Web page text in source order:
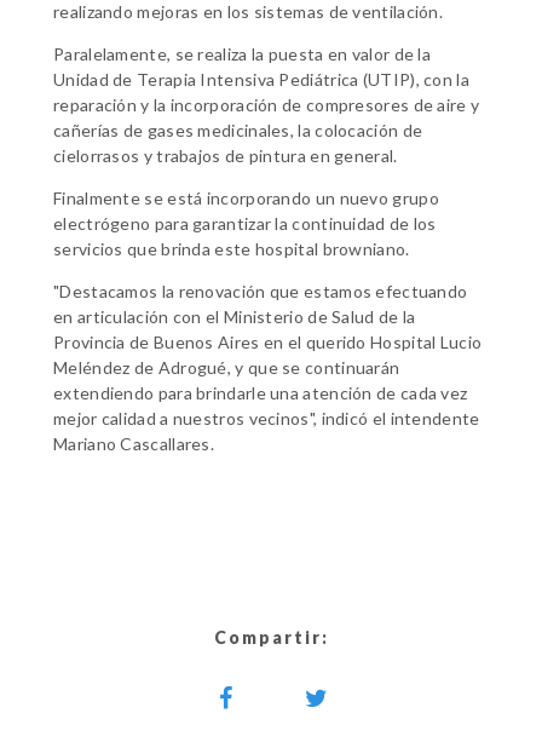
realizando mejoras en los sistemas de ventilación.
Paralelamente, se realiza la puesta en valor de la
Unidad de Terapia Intensiva Pediátrica (UTIP), con la
reparación y la incorporación de compresores de aire y
cañerías de gases medicinales, la colocación de
cielorrasos y trabajos de pintura en general.
Finalmente se está incorporando un nuevo grupo
electrógeno para garantizar la continuidad de los
servicios que brinda este hospital browniano.
"Destacamos la renovación que estamos efectuando
en articulación con el Ministerio de Salud de la
Provincia de Buenos Aires en el querido Hospital Lucio
Meléndez de Adrogué, y que se continuarán
extendiendo para brindarle una atención de cada vez
mejor calidad a nuestros vecinos", indicó el intendente
Mariano Cascallares.
Compartir: